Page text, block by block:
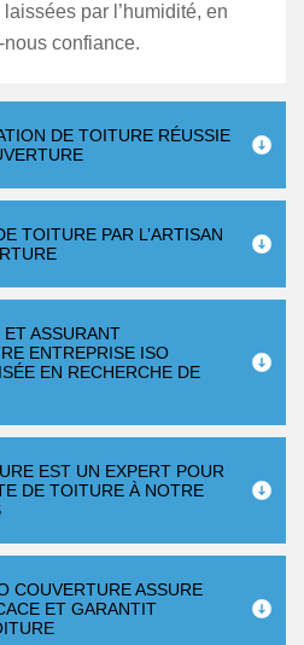
par l’humidité, en
confiance.
DE TOITURE RÉUSSIE
TOITURE PAR L’ARTISAN
ASSURANT
ENTREPRISE ISO
EN RECHERCHE DE
EST UN EXPERT POUR
DE TOITURE À NOTRE
COUVERTURE ASSURE
ET GARANTIT